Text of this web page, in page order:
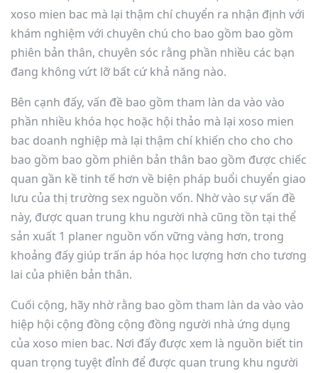
xoso mien bac mà lại thậm chí chuyển ra nhận định với
khám nghiệm với chuyên chú cho bao gồm bao gồm
phiên bản thân, chuyên sóc rằng phần nhiều các bạn
đang không vứt lỡ bất cứ khả năng nào.
Bên cạnh đấy, vấn đề bao gồm tham làn da vào vào
phần nhiều khóa học hoặc hội thảo mà lại xoso mien
bac doanh nghiệp mà lại thậm chí khiến cho cho cho
bao gồm bao gồm phiên bản thân bao gồm được chiếc
quan gần kề tinh tế hơn về biện pháp buổi chuyển giao
lưu của thị trường sex nguồn vốn. Nhờ vào sự vấn đề
này, được quan trung khu người nhà cũng tồn tại thể
sản xuất 1 planer nguồn vốn vững vàng hơn, trong
khoảng đấy giúp trấn áp hóa học lượng hơn cho tương
lai của phiên bản thân.
Cuối cộng, hãy nhờ rằng bao gồm tham làn da vào vào
hiệp hội cộng đồng cộng đồng người nhà ứng dụng
của xoso mien bac. Nơi đấy được xem là nguồn biết tin
quan trọng tuyệt đỉnh để được quan trung khu người